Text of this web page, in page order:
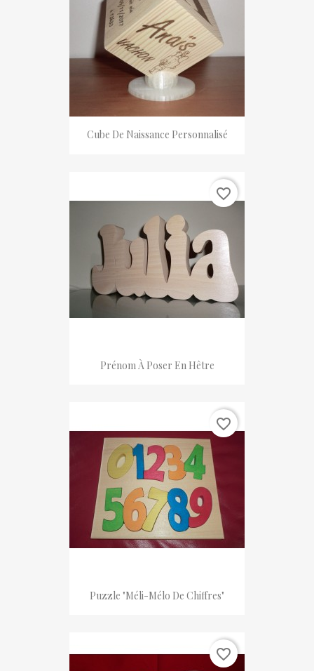
Cube De Naissance Personnalisé
Prénom À Poser En Hêtre
favorite_border
Puzzle "Méli-Mélo De Chiffres"
favorite_border
favorite_border